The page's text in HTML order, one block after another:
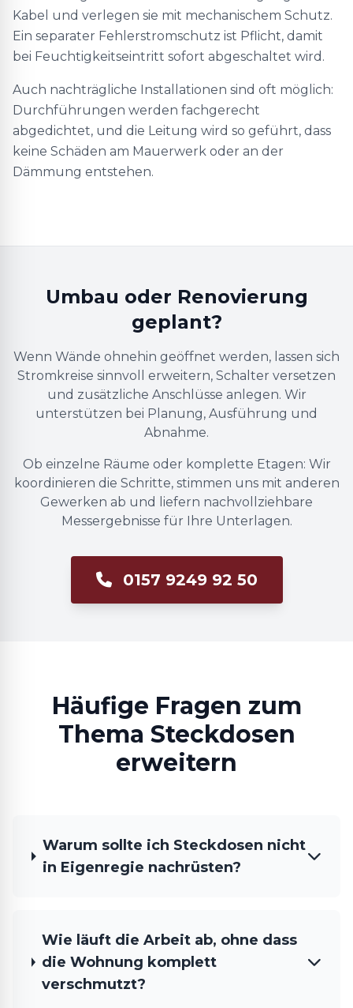
Kabel und verlegen sie mit mechanischem Schutz.
Ein separater Fehlerstromschutz ist Pflicht, damit
bei Feuchtigkeitseintritt sofort abgeschaltet wird.
Auch nachträgliche Installationen sind oft möglich:
Durchführungen werden fachgerecht
abgedichtet, und die Leitung wird so geführt, dass
keine Schäden am Mauerwerk oder an der
Dämmung entstehen.
Umbau oder Renovierung
geplant?
Wenn Wände ohnehin geöffnet werden, lassen sich
Stromkreise sinnvoll erweitern, Schalter versetzen
und zusätzliche Anschlüsse anlegen. Wir
unterstützen bei Planung, Ausführung und
Abnahme.
Ob einzelne Räume oder komplette Etagen: Wir
koordinieren die Schritte, stimmen uns mit anderen
Gewerken ab und liefern nachvollziehbare
Messergebnisse für Ihre Unterlagen.
0157 9249 92 50
Häufige Fragen zum
Thema Steckdosen
erweitern
Warum sollte ich Steckdosen nicht
in Eigenregie nachrüsten?
Wie läuft die Arbeit ab, ohne dass
die Wohnung komplett
verschmutzt?